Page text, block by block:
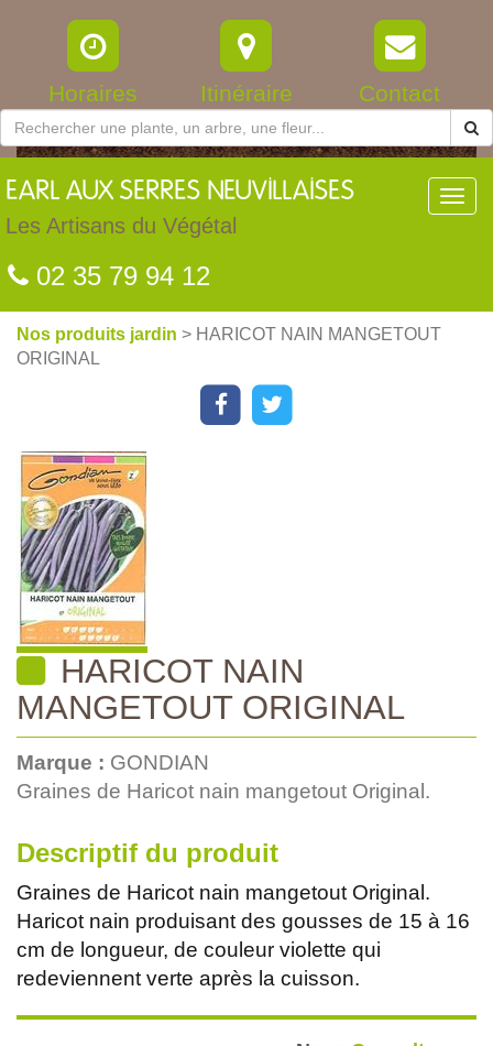
Horaires Itinéraire Contact
EARL AUX SERRES NEUVILLAISES
Les Artisans du Végétal
02 35 79 94 12
Nos produits jardin > HARICOT NAIN MANGETOUT
ORIGINAL
HARICOT NAIN
MANGETOUT ORIGINAL
Marque : GONDIAN
Graines de Haricot nain mangetout Original.
Descriptif du produit
Graines de Haricot nain mangetout Original.
Haricot nain produisant des gousses de 15 à 16
cm de longueur, de couleur violette qui
redeviennent verte après la cuisson.